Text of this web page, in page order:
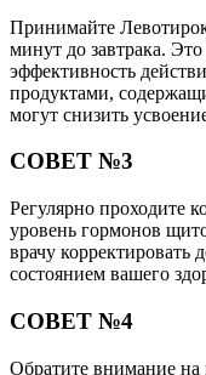
Принимайте
минут до завтрака.
эффективность
продуктами,
могут снизить
СОВЕТ №3
Регулярно проходите
уровень гормонов
врачу корректировать
состоянием вашего
СОВЕТ №4
Обратите внимание